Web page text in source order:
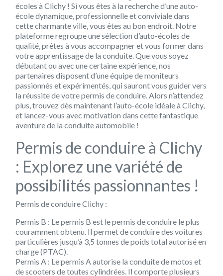
écoles à Clichy ! Si vous êtes à la recherche d’une auto-
école dynamique, professionnelle et conviviale dans
cette charmante ville, vous êtes au bon endroit. Notre
plateforme regroupe une sélection d’auto-écoles de
qualité, prêtes à vous accompagner et vous former dans
votre apprentissage de la conduite. Que vous soyez
débutant ou avec une certaine expérience, nos
partenaires disposent d’une équipe de moniteurs
passionnés et expérimentés, qui sauront vous guider vers
la réussite de votre permis de conduire. Alors n’attendez
plus, trouvez dès maintenant l’auto-école idéale à Clichy,
et lancez-vous avec motivation dans cette fantastique
aventure de la conduite automobile !
Permis de conduire à Clichy
: Explorez une variété de
possibilités passionnantes !
Permis de conduire Clichy :
Permis B : Le permis B est le permis de conduire le plus
couramment obtenu. Il permet de conduire des voitures
particulières jusqu’à 3,5 tonnes de poids total autorisé en
charge (PTAC).
Permis A : Le permis A autorise la conduite de motos et
de scooters de toutes cylindrées. Il comporte plusieurs